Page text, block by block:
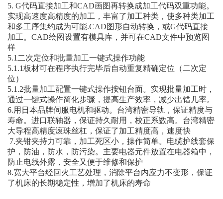
5. G代码直接加工和CAD画图再转换成加工代码双重功能。
实现高速度高精度的加工，丰富了加工种类，使多种类加工
和多工序集约成为可能.CAD图形自动转换，或G代码直接
加工。CAD绘图设置有模具库，并可在CAD文件中预览图
样
5.1二次定位和批量加工一键式操作功能
5.1.1板材可在程序执行完毕后自动重复精确定位（二次定
位）
5.1.2批量加工配置一键式操作按钮台面。实现批量加工时，
通过一键式操作简化步骤，提高生产效率，减少出错几率。
6.用日本品牌伺服电机和驱动。台湾精密导轨，保证精度与
寿命。进口联轴器，保证持久耐用，校正系数高。台湾精密
大导程高精度滚珠丝杠，保证了加工精度高，速度快
7.夹钳夹持力可靠，加工死区小，操作简单。电缆护线套保
护，防油，防水，防污染。主要电器元件放置在电器箱中，
防止电线外露，安全又便于维修和保护
8.宽大平台经回火工艺处理，消除平台内应力不变形，保证
了机床的长期稳定性，增加了机床的寿命